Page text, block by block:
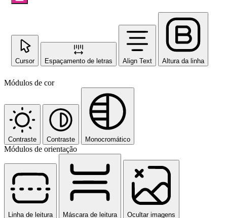
Cursor Espaçamento de letras Align Text Altura da linha
Módulos de cor
Contraste Contraste Monocromático
Módulos de orientação
Linha de leitura Máscara de leitura Ocultar imagens